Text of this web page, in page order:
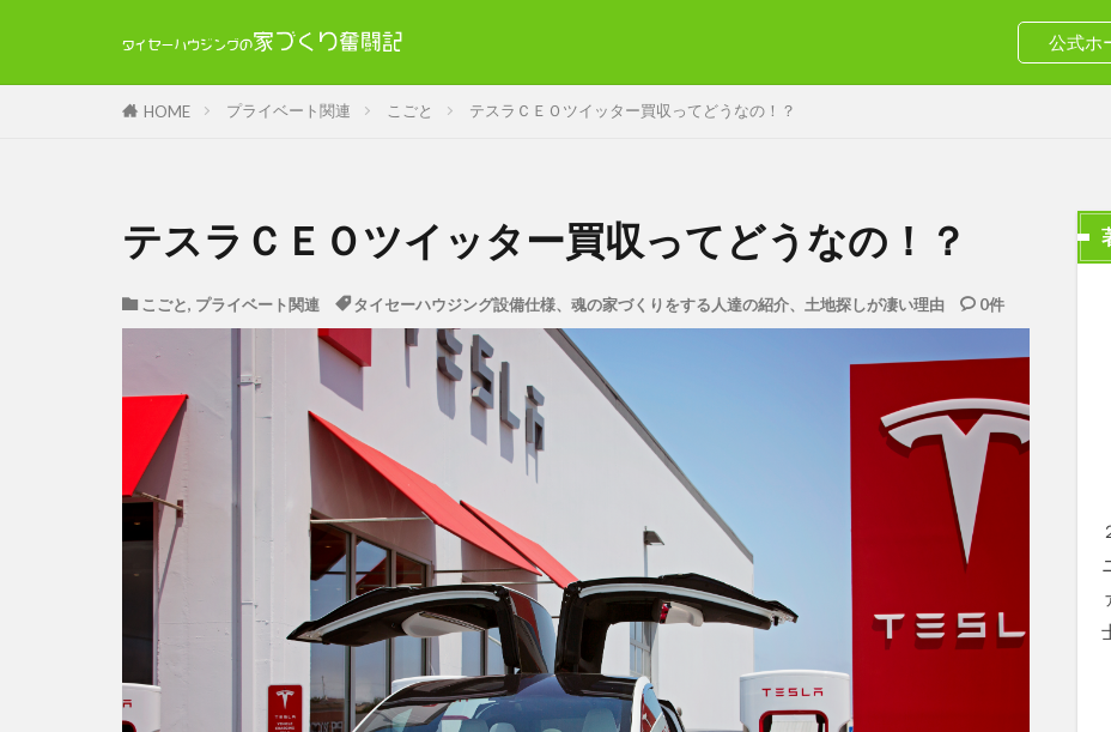
公式ホ
HOME プライベート関連 こごと テスラＣＥＯツイッター買収ってどうなの！？
テスラＣＥＯツイッター買収ってどうなの！？
こごと, プライベート関連 タイセーハウジング設備仕様、魂の家づくりをする人達の紹介、土地探しが凄い理由 0件